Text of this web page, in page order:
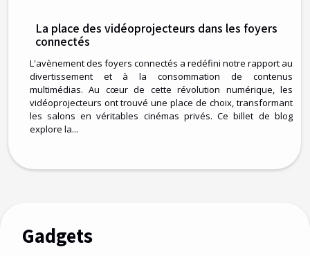
La place des vidéoprojecteurs dans les foyers
connectés
L'avènement des foyers connectés a redéfini notre rapport au
divertissement et à la consommation de contenus
multimédias. Au cœur de cette révolution numérique, les
vidéoprojecteurs ont trouvé une place de choix, transformant
les salons en véritables cinémas privés. Ce billet de blog
explore la...
Gadgets